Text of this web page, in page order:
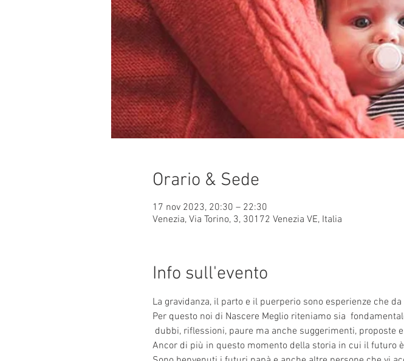
Orario & Sede
17 nov 2023, 20:30 – 22:30
Venezia, Via Torino, 3, 30172 Venezia VE, Italia
Info sull'evento
La gravidanza, il parto e il puerperio sono esperienze che
Per questo noi di Nascere Meglio riteniamo sia
dubbi, riflessioni, paure ma anche suggerimenti, proposte
Ancor di più in questo momento della storia in cui il futuro